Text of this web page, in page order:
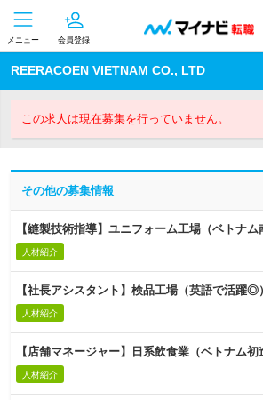
メニュー 会員登録
REERACOEN VIETNAM CO., LTD
この求人は現在募集を行っていません。
その他の募集情報
【縫製技術指導】ユニフォーム工場（ベトナ
人材紹介
【社長アシスタント】検品工場（英語で活躍◎）
人材紹介
【店舗マネージャー】日系飲食業（ベトナム初
人材紹介